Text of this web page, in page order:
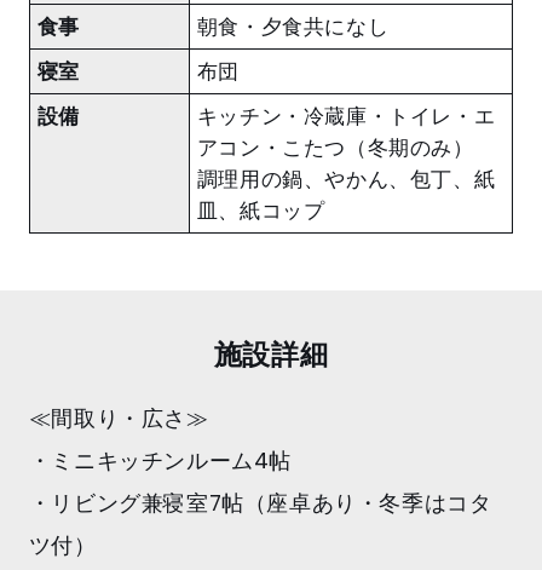
食事
朝食・夕食共になし
寝室
布団
設備
キッチン・冷蔵庫・トイレ・エ
アコン・こたつ（冬期のみ）
調理用の鍋、やかん、包丁、紙
皿、紙コップ
施設詳細
≪間取り・広さ≫
・ミニキッチンルーム4帖
・リビング兼寝室7帖（座卓あり・冬季はコタ
ツ付）